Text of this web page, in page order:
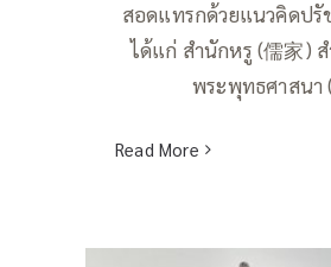
สอดแทรกด้วยแนวคิดปรั
ได้แก่ สำนักหรู (儒家)
พระพุทธศาสนา
Read More